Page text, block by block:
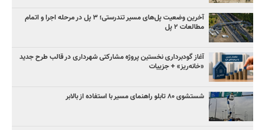
آخرین وضعیت پل‌های مسیر تندرستی؛ ۳ پل در مرحله اجرا و اتمام
مطالعات ۲ پل
آغاز گودبرداری نخستین پروژه مشارکتی شهرداری در قالب طرح جدید
«خانه‌ریز» + جزییات
شستشوی ۸۰ تابلو راهنمای مسیر با استفاده از بالابر